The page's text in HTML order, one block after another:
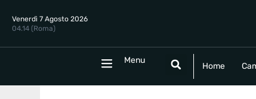
Venerdì 7 Agosto 2026
04.14 (Roma)
Menu
Home
Home Campania Politica